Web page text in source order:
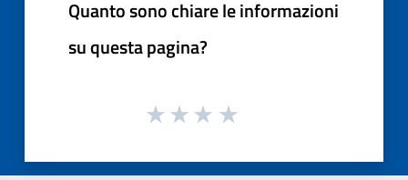
Quanto sono chiare le informazioni
su questa pagina?